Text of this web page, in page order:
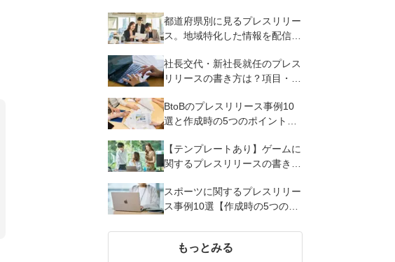
都道府県別に見るプレスリリー
ス。地域特化した情報を配信す
社長交代・新社長就任のプレス
リリースの書き方は？項目・ポ
BtoBのプレスリリース事例10
選と作成時の5つのポイントを
【テンプレートあり】ゲームに
関するプレスリリースの書き方
スポーツに関するプレスリリー
ス事例10選【作成時の5つのポ
もっとみる